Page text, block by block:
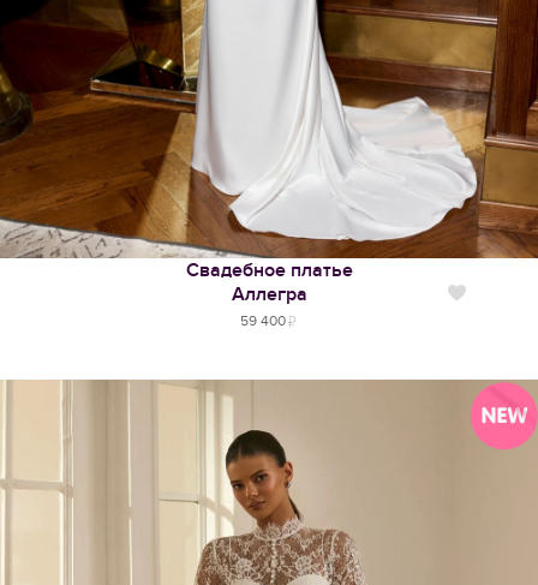
Свадебное платье
Аллегра
59 400